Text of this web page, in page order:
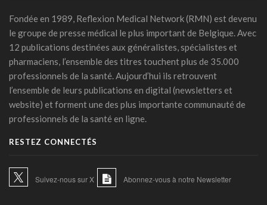
médicaux arrive
24 juillet 2026 - 09:14
France: le Parlement interdit les réseaux sociaux aux moins
de 15 ans, première en Europe
21 juillet 2026 - 20:39
L'Ares finance un projet d'IA pour renforcer le diagnostic de
la malaria en RDC
17 juillet 2026 - 14:55
Fondée en 1989, Reflexion Medical Network (RMN) est devenu
le groupe de presse médical le plus important de Belgique. Avec
12 publications destinées aux généralistes, spécialistes et
pharmaciens, l’ensemble des titres touchent plus de 35.000
professionnels de la santé. Aujourd’hui ils retrouvent
l’ensemble de leurs publications en digital (newsletters et
website) et forment une des plus importante communauté de
professionnels de la santé en ligne.
RESTEZ CONNECTÉS
Suivez-nous sur X Abonnez-vous à notre Newsletter